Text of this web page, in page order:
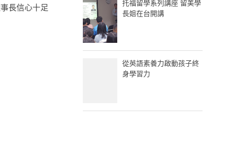
長信心十足
托福留學系列講座 留美學
長姐在台開講
從英語素養力啟動孩子終
身學習力